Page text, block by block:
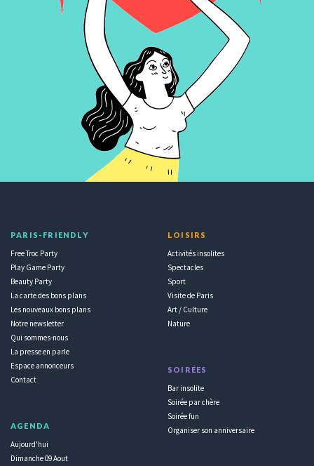
PARIS-FRIENDLY
Free Troc Party
Play Game Party
Beauty Party
La carte des bons plans
Les nouveaux bons plans
Notre newsletter
Qui sommes-nous
La presse en parle
Espace annonceurs
Contact
AGENDA
Aujourd'hui
Dimanche 09 Aout
LOISIRS
Activités insolites
Spectacles
Sport
Visite de Paris
Art / Culture
Nature
SOIRÉES
Bar insolite
Soirée par chère
Soirée fun
Organiser son anniversaire